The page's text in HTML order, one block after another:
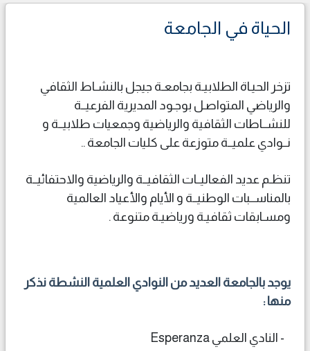
الحياة في الجامعة
تزخر الحيـاة الطلابيـة بجامعـة جيجل بالنشـاط الثقافي
والرياضي المتواصـل بوجـود المديرية الفرعيــة
للنشــاطات الثقافية والرياضية وجمعيات طلابيــة و
نــوادي علميــة متوزعة على كليات الجامعة ..
تنظـم عديد الفعاليــات الثقافيــة والرياضية والاحتفائيــة
بالمناســبات الوطنيــة و الأيام والأعياد العالمية
ومسـابقات ثقافيـة ورياضيـة متنوعة .
يوجد بالجامعة العديد من النوادي العلمية النشطة نذكر
منها :
- النادي العلمي Esperanza